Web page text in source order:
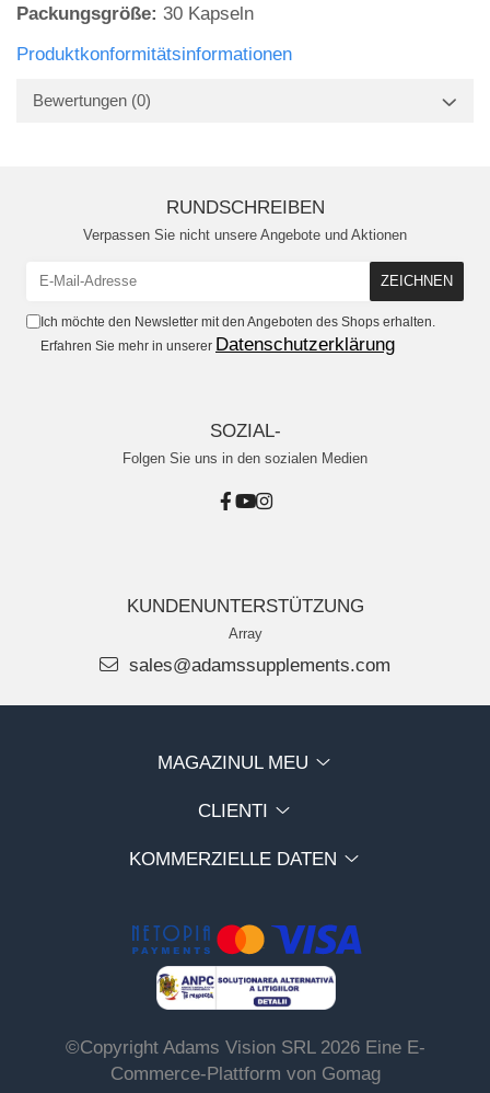
Packungsgröße: 30 Kapseln
Produktkonformitätsinformationen
Bewertungen (0)
RUNDSCHREIBEN
Verpassen Sie nicht unsere Angebote und Aktionen
Ich möchte den Newsletter mit den Angeboten des Shops erhalten.
Erfahren Sie mehr in unserer Datenschutzerklärung
SOZIAL-
Folgen Sie uns in den sozialen Medien
KUNDENUNTERSTÜTZUNG
Array
sales@adamssupplements.com
MAGAZINUL MEU
CLIENTI
KOMMERZIELLE DATEN
©Copyright Adams Vision SRL 2026 Eine E-
Commerce-Plattform von Gomag